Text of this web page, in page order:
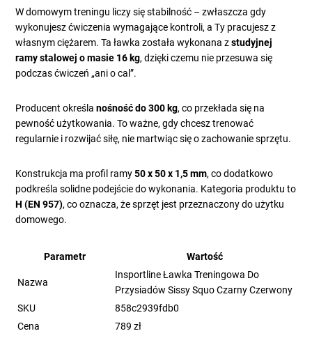
W domowym treningu liczy się stabilność – zwłaszcza gdy
wykonujesz ćwiczenia wymagające kontroli, a Ty pracujesz z
własnym ciężarem. Ta ławka została wykonana zstudyjnej
ramy stalowej o masie 16 kg, dzięki czemu nie przesuwa się
podczas ćwiczeń „ani o cal”.
Producent określanośność do 300 kg, co przekłada się na
pewność użytkowania. To ważne, gdy chcesz trenować
regularnie i rozwijać siłę, nie martwiąc się o zachowanie sprzętu.
Konstrukcja ma profil ramy50 x 50 x 1,5 mm, co dodatkowo
podkreśla solidne podejście do wykonania. Kategoria produktu to
H (EN 957), co oznacza, że sprzęt jest przeznaczony do użytku
domowego.
Parametr Wartość
Nazwa
Insportline Ławka Treningowa Do
Przysiadów Sissy Squo Czarny Czerwony
SKU
858c2939fdb0
Cena
789 zł